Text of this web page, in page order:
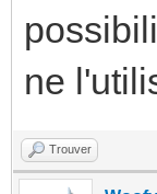
ne
Trouver